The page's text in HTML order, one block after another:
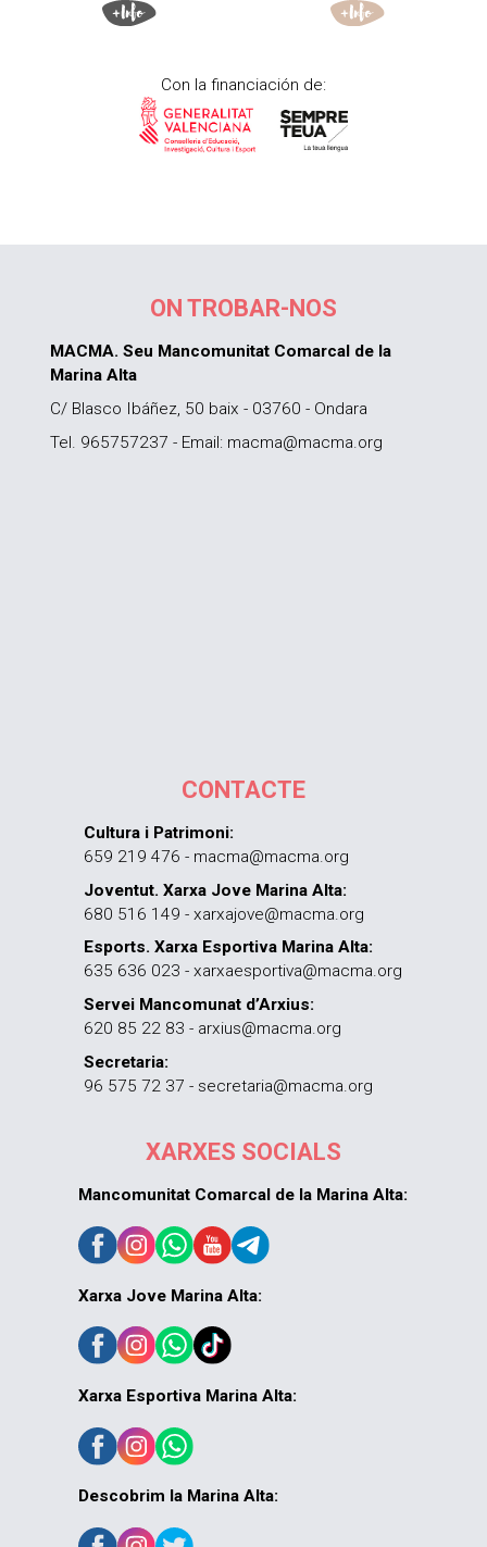
Con la financiación de:
ON TROBAR-NOS
MACMA. Seu Mancomunitat Comarcal de la
Marina Alta
C/ Blasco Ibáñez, 50 baix - 03760 - Ondara
Tel. 965757237 - Email: macma@macma.org
CONTACTE
Cultura i Patrimoni:
659 219 476 - macma@macma.org
Joventut. Xarxa Jove Marina Alta:
680 516 149 - xarxajove@macma.org
Esports. Xarxa Esportiva Marina Alta:
635 636 023 - xarxaesportiva@macma.org
Servei Mancomunat d’Arxius:
620 85 22 83 - arxius@macma.org
Secretaria:
96 575 72 37 - secretaria@macma.org
XARXES SOCIALS
Mancomunitat Comarcal de la Marina Alta:
Xarxa Jove Marina Alta:
Xarxa Esportiva Marina Alta:
Descobrim la Marina Alta: